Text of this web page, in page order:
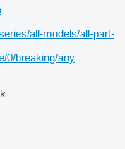
all-models/all-part-
0/breaking/any